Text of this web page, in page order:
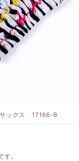
ックス 17166-B
。